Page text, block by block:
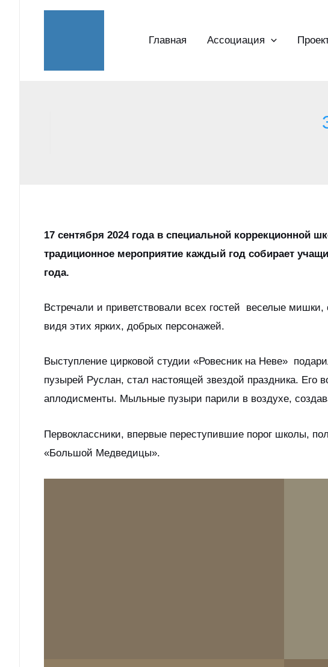
Главная Ассоциация
17 сентября 2024 года в специальной коррекционной
традиционное мероприятие каждый год собирает
года.
Встречали и приветствовали всех гостей веселые
видя этих ярких, добрых персонажей.
Выступление цирковой студии «Ровесник на Неве»
пузырей Руслан, стал настоящей звездой праздника.
аплодисменты. Мыльные пузыри парили в воздухе,
Первоклассники, впервые переступившие порог школы,
«Большой Медведицы».